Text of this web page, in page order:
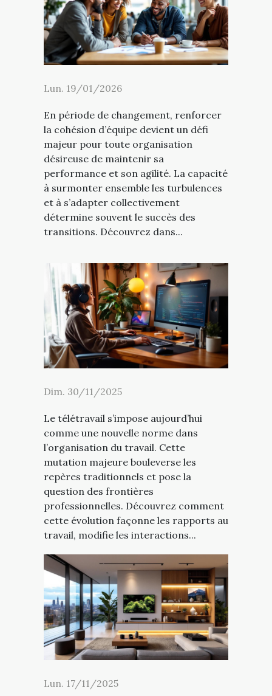
Lun. 19/01/2026
En période de changement, renforcer
la cohésion d’équipe devient un défi
majeur pour toute organisation
désireuse de maintenir sa
performance et son agilité. La capacité
à surmonter ensemble les turbulences
et à s’adapter collectivement
détermine souvent le succès des
transitions. Découvrez dans...
Dim. 30/11/2025
Le télétravail s’impose aujourd’hui
comme une nouvelle norme dans
l’organisation du travail. Cette
mutation majeure bouleverse les
repères traditionnels et pose la
question des frontières
professionnelles. Découvrez comment
cette évolution façonne les rapports au
travail, modifie les interactions...
Lun. 17/11/2025